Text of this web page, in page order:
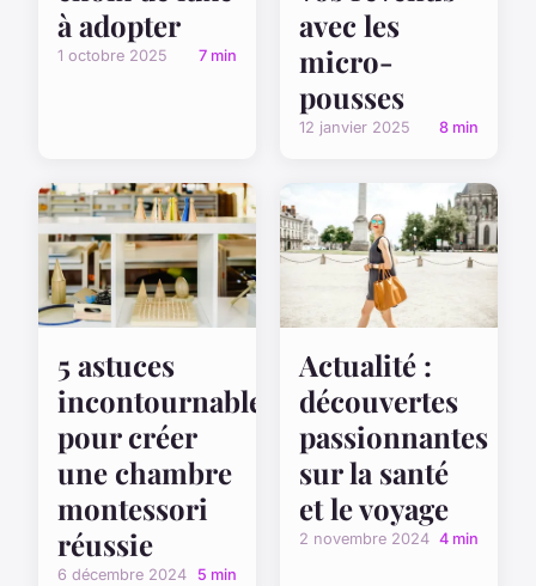
à adopter
1 octobre 2025 7 min
avec les
micro-
pousses
12 janvier 2025 8 min
5 astuces
incontournables
pour créer
une chambre
montessori
réussie
6 décembre 2024 5 min
Actualité :
découvertes
passionnantes
sur la santé
et le voyage
2 novembre 2024 4 min